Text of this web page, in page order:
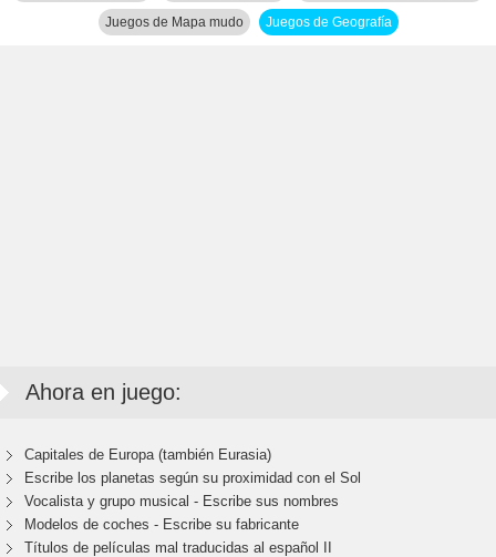
Juegos de Mapa mudo Juegos de Geografía
Ahora en juego:
Capitales de Europa (también Eurasia)
Escribe los planetas según su proximidad con el Sol
Vocalista y grupo musical - Escribe sus nombres
Modelos de coches - Escribe su fabricante
Títulos de películas mal traducidas al español II